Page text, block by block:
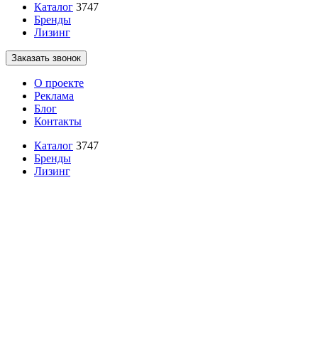
Каталог 3747
Бренды
Лизинг
Заказать звонок
О проекте
Реклама
Блог
Контакты
Каталог 3747
Бренды
Лизинг